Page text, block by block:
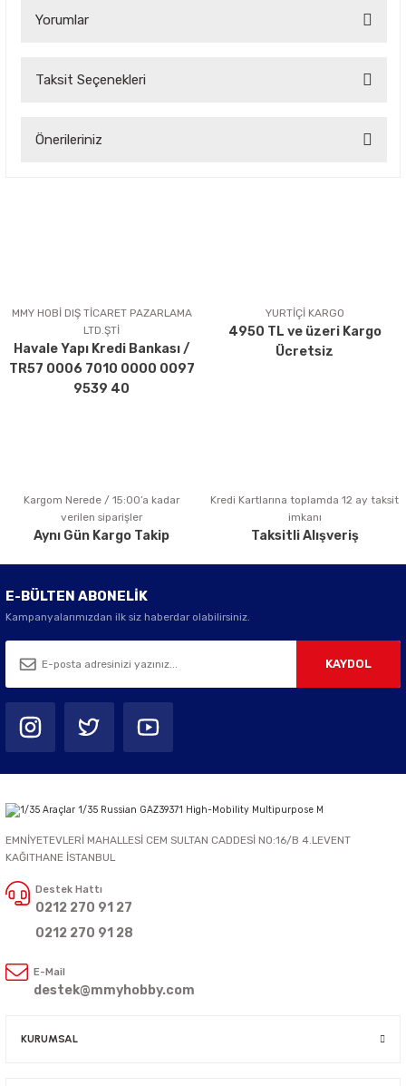
Yorumlar
Taksit Seçenekleri
Önerileriniz
Ürün açıklamasında eksik bilgiler bulunuyor.
Ürün bilgilerinde hatalar bulunuyor.
Ürün fiyatı diğer sitelerden daha pahalı.
Bu ürüne benzer farklı alternatifler olmalı.
Gönder
MMY HOBİ DIŞ TİCARET PAZARLAMA
LTD.ŞTİ
Havale Yapı Kredi Bankası /
TR57 0006 7010 0000 0097
9539 40
YURTİÇİ KARGO
4950 TL ve üzeri Kargo
Ücretsiz
Kargom Nerede / 15:00’a kadar
verilen siparişler
Aynı Gün Kargo Takip
Kredi Kartlarına toplamda 12 ay taksit
imkanı
Taksitli Alışveriş
E-BÜLTEN ABONELİK
Kampanyalarımızdan ilk siz haberdar olabilirsiniz.
KAYDOL
EMNİYETEVLERİ MAHALLESİ CEM SULTAN CADDESİ NO:16/B 4.LEVENT
KAĞITHANE İSTANBUL
Destek Hattı
0212 270 91 27
0212 270 91 28
E-Mail
destek@mmyhobby.com
KURUMSAL